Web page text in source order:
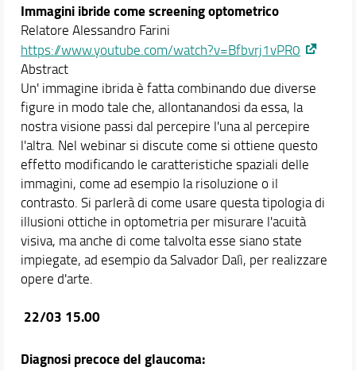
Immagini ibride come screening optometrico
Relatore Alessandro Farini
https://www.youtube.com/watch?v=Bfbvrj1vPR0
Abstract
Un' immagine ibrida è fatta combinando due diverse
figure in modo tale che, allontanandosi da essa, la
nostra visione passi dal percepire l'una al percepire
l'altra. Nel webinar si discute come si ottiene questo
effetto modificando le caratteristiche spaziali delle
immagini, come ad esempio la risoluzione o il
contrasto. Si parlerà di come usare questa tipologia di
illusioni ottiche in optometria per misurare l'acuità
visiva, ma anche di come talvolta esse siano state
impiegate, ad esempio da Salvador Dalì, per realizzare
opere d'arte.
22/03 15.00
Diagnosi precoce del glaucoma: